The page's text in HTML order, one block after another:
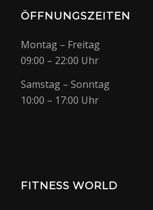
ÖFFNUNGSZEITEN
Montag – Freitag
09:00 – 22:00 Uhr
Samstag – Sonntag
10:00 – 17:00 Uhr
FITNESS WORLD